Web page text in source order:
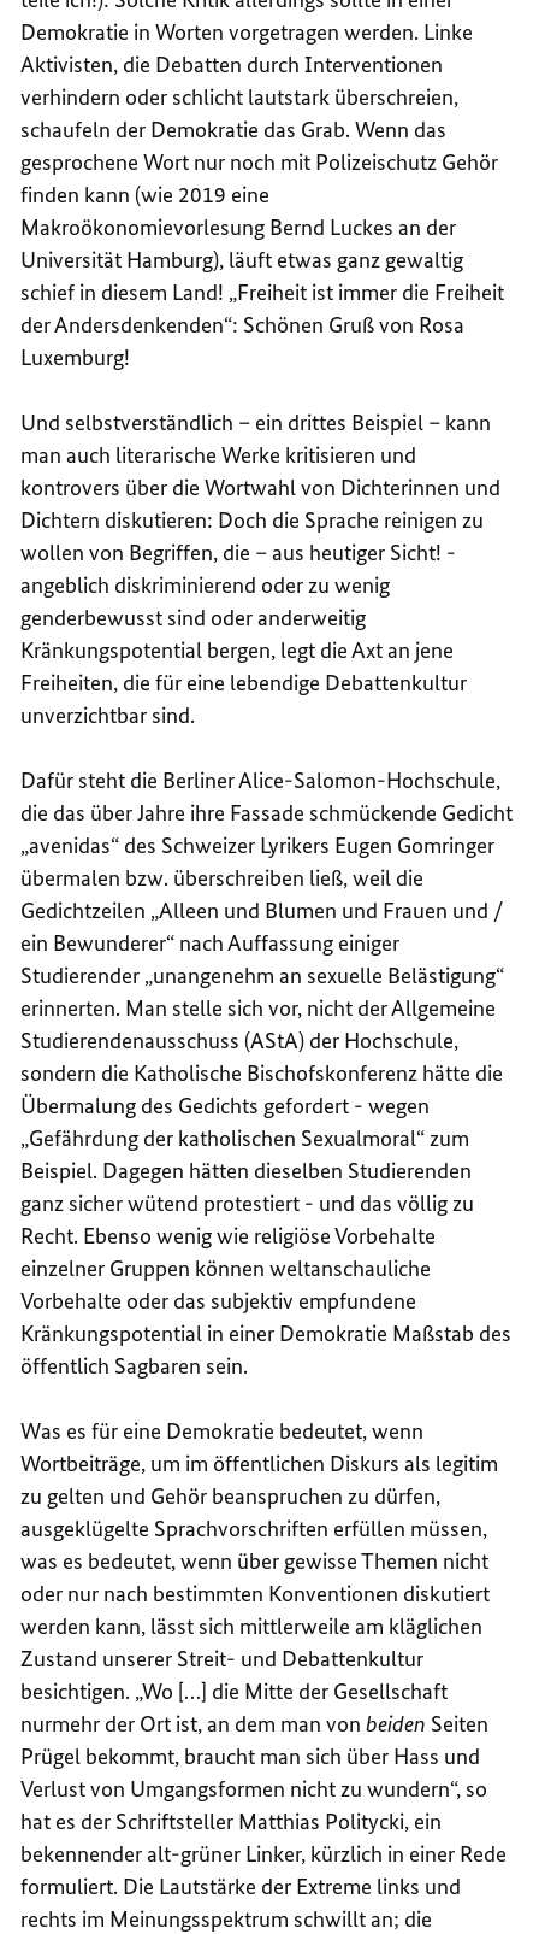
Demokratie in Worten vorgetragen werden. Linke
Aktivisten, die Debatten durch Interventionen
verhindern oder schlicht lautstark überschreien,
schaufeln der Demokratie das Grab. Wenn das
gesprochene Wort nur noch mit Polizeischutz Gehör
finden kann (wie 2019 eine
Makroökonomievorlesung Bernd Luckes an der
Universität Hamburg), läuft etwas ganz gewaltig
schief in diesem Land! „Freiheit ist immer die Freiheit
der Andersdenkenden“: Schönen Gruß von Rosa
Luxemburg!
Und selbstverständlich – ein drittes Beispiel – kann
man auch literarische Werke kritisieren und
kontrovers über die Wortwahl von Dichterinnen und
Dichtern diskutieren: Doch die Sprache reinigen zu
wollen von Begriffen, die – aus heutiger Sicht! -
angeblich diskriminierend oder zu wenig
genderbewusst sind oder anderweitig
Kränkungspotential bergen, legt die Axt an jene
Freiheiten, die für eine lebendige Debattenkultur
unverzichtbar sind.
Dafür steht die Berliner Alice-Salomon-Hochschule,
die das über Jahre ihre Fassade schmückende Gedicht
„avenidas“ des Schweizer Lyrikers Eugen Gomringer
übermalen bzw. überschreiben ließ, weil die
Gedichtzeilen „Alleen und Blumen und Frauen und /
ein Bewunderer“ nach Auffassung einiger
Studierender „unangenehm an sexuelle Belästigung“
erinnerten. Man stelle sich vor, nicht der Allgemeine
Studierendenausschuss (AStA) der Hochschule,
sondern die Katholische Bischofskonferenz hätte die
Übermalung des Gedichts gefordert - wegen
„Gefährdung der katholischen Sexualmoral“ zum
Beispiel. Dagegen hätten dieselben Studierenden
ganz sicher wütend protestiert - und das völlig zu
Recht. Ebenso wenig wie religiöse Vorbehalte
einzelner Gruppen können weltanschauliche
Vorbehalte oder das subjektiv empfundene
Kränkungspotential in einer Demokratie Maßstab des
öffentlich Sagbaren sein.
Was es für eine Demokratie bedeutet, wenn
Wortbeiträge, um im öffentlichen Diskurs als legitim
zu gelten und Gehör beanspruchen zu dürfen,
ausgeklügelte Sprachvorschriften erfüllen müssen,
was es bedeutet, wenn über gewisse Themen nicht
oder nur nach bestimmten Konventionen diskutiert
werden kann, lässt sich mittlerweile am kläglichen
Zustand unserer Streit- und Debattenkultur
besichtigen. „Wo […] die Mitte der Gesellschaft
nurmehr der Ort ist, an dem man vonbeiden Seiten
Prügel bekommt, braucht man sich über Hass und
Verlust von Umgangsformen nicht zu wundern“, so
hat es der Schriftsteller Matthias Politycki, ein
bekennender alt-grüner Linker, kürzlich in einer Rede
formuliert. Die Lautstärke der Extreme links und
rechts im Meinungsspektrum schwillt an; die